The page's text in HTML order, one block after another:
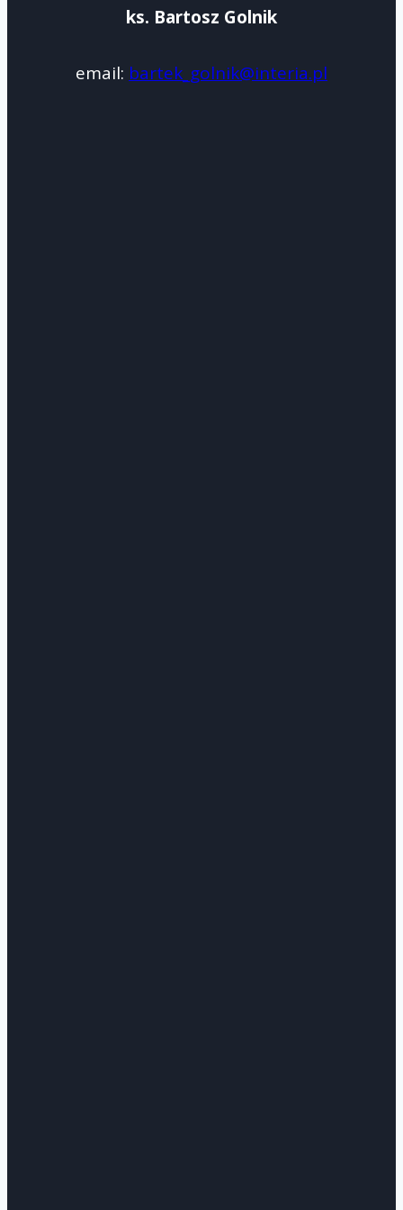
ks. Bartosz Golnik
email: bartek_golnik@interia.pl